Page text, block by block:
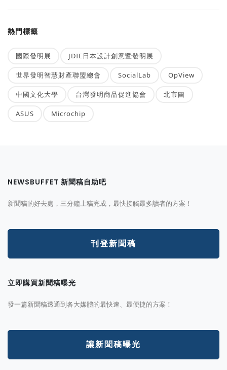
熱門標籤
國際發明展 JDIE日本設計創意暨發明展
世界發明智慧財產聯盟總會 SocialLab OpView
中國文化大學 台灣發明商品促進協會 北市圖
ASUS Microchip
NEWSBUFFET 新聞稿自助吧
新聞稿的好去處，三分鐘上稿完成，最快接觸最多讀者的方案！
刊登新聞稿
立即購買新聞稿曝光
發一篇新聞稿透通到各大媒體的最快速、最便捷的方案！
讓新聞稿曝光